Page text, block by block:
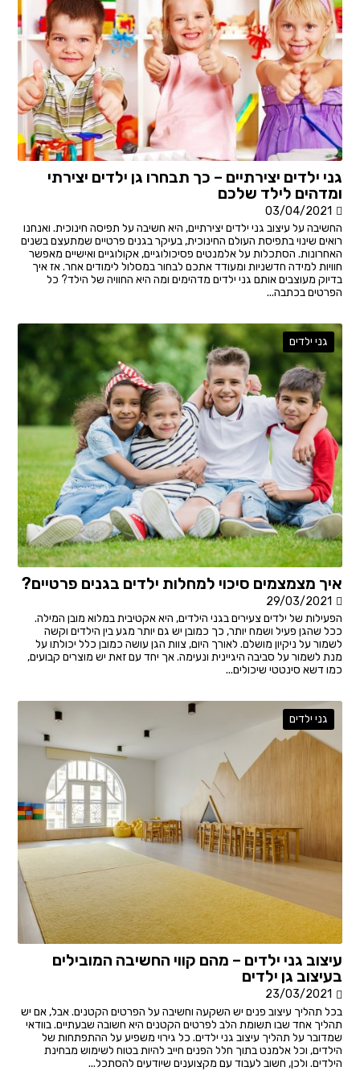
גני ילדים יצירתיים – כך תבחרו גן ילדים יצירתי
ומדהים לילד שלכם
03/04/2021
החשיבה על עיצוב גני ילדים יצירתיים, היא חשיבה על תפיסה חינוכית. ואנחנו
רואים שינוי בתפיסת העולם החינוכית, בעיקר בגנים פרטיים שמתעצם בשנים
האחרונות. הסתכלות על אלמנטים פסיכולוגיים, אקולוגיים ואישיים מאפשר
חוויות למידה חדשניות ומעודד אתכם לבחור במסלול לימודים אחר. אז איך
בדיוק מעוצבים אותם גני ילדים מדהימים ומה היא החוויה של הילד? כל
הפרטים בכתבה...
גני ילדים
איך מצמצמים סיכוי למחלות ילדים בגנים פרטיים?
29/03/2021
הפעילות של ילדים צעירים בגני הילדים, היא אקטיבית במלוא מובן המילה.
ככל שהגן פעיל ושמח יותר, כך כמובן יש גם יותר מגע בין הילדים וקשה
לשמור על ניקיון מושלם. לאורך היום, צוות הגן עושה כמובן כלל יכולתו על
מנת לשמור על סביבה היגיינית ונעימה. אך יחד עם זאת יש מוצרים קבועים,
כמו דשא סינטטי שיכולים...
גני ילדים
עיצוב גני ילדים – מהם קווי החשיבה המובילים
בעיצוב גן ילדים
23/03/2021
בכל תהליך עיצוב פנים יש השקעה וחשיבה על הפרטים הקטנים. אבל, אם יש
תהליך אחד שבו תשומת הלב לפרטים הקטנים היא חשובה שבעתיים. בוודאי
שמדובר על תהליך עיצוב גני ילדים. כל גירוי משפיע על ההתפתחות של
הילדים, וכל אלמנט בתוך חלל הפנים חייב להיות בטוח לשימוש מבחינת
הילדים. ולכן, חשוב לעבוד עם מקצוענים שיודעים להסתכל...